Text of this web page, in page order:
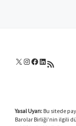
X Instagram
Facebook
LinkedIn
RSS akışı
Yasal Uyarı:Bu sitede
Barolar Birliği’nin ilgili